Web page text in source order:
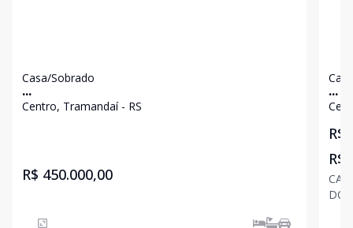
Casa/Sobrado
...
Centro, Tramandaí - RS
R$ 450.000,00
...
R$
R$